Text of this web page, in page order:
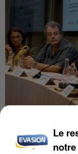
INCENDIES :
DE SOLIDARITÉ
Le